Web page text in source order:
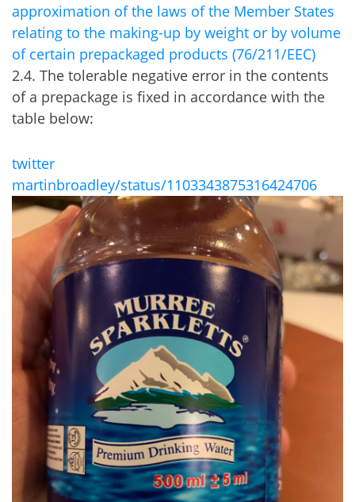
approximation of the laws of the Member States
relating to the making-up by weight or by volume
of certain prepackaged products (76/211/EEC)
2.4. The tolerable negative error in the contents
of a prepackage is fixed in accordance with the
table below:
twitter
martinbroadley/status/1103343875316424706